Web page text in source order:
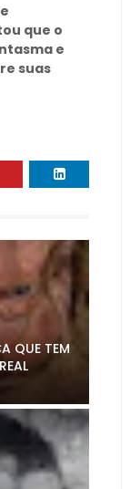
que o
e
suas
QUE TEM